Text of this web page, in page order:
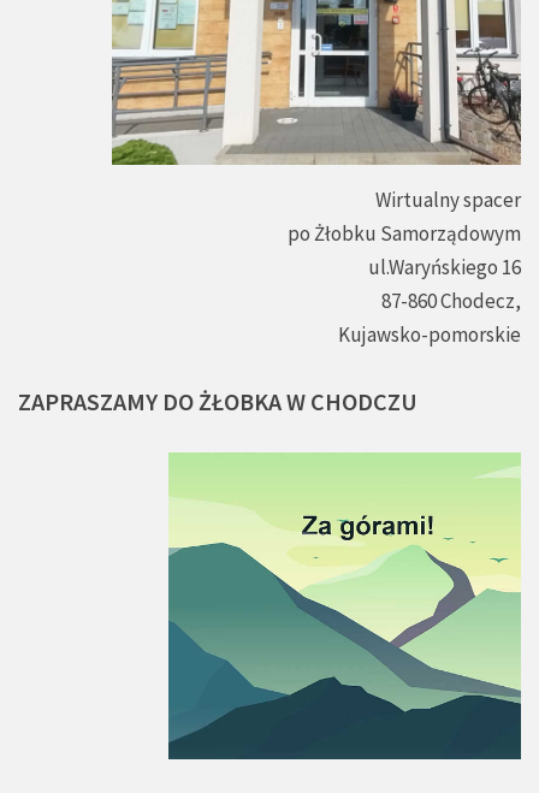
Wirtualny spacer
po Żłobku Samorządowym
ul.Waryńskiego 16
87-860 Chodecz,
Kujawsko-pomorskie
ZAPRASZAMY DOŻŁOBKAW CHODCZU